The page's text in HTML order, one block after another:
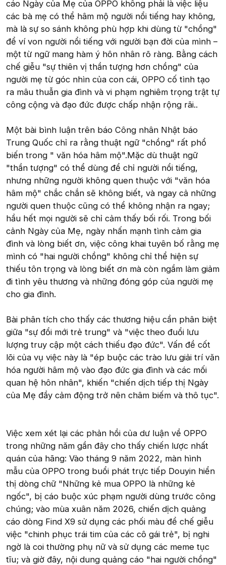
cáo Ngày của Mẹ của OPPO không phải là việc liệu
các bà mẹ có thể hâm mộ người nổi tiếng hay không,
mà là sự so sánh không phù hợp khi dùng từ "chồng"
để ví von người nổi tiếng với người bạn đời của mình –
một từ ngữ mang hàm ý hôn nhân rõ ràng. Bằng cách
chế giễu "sự thiên vị thần tượng hơn chồng" của
người mẹ từ góc nhìn của con cái, OPPO cố tình tạo
ra mâu thuẫn gia đình và vi phạm nghiêm trọng trật tự
công cộng và đạo đức được chấp nhận rộng rãi..
Một bài bình luận trên báo Công nhân Nhật báo
Trung Quốc chỉ ra rằng thuật ngữ "chồng" rất phổ
biến trong " văn hóa hâm mộ".Mặc dù thuật ngữ
"thần tượng" có thể dùng để chỉ người nổi tiếng,
nhưng những người không quen thuộc với "văn hóa
hâm mộ" chắc chắn sẽ không biết, và ngay cả những
người quen thuộc cũng có thể không nhận ra ngay;
hầu hết mọi người sẽ chỉ cảm thấy bối rối. Trong bối
cảnh Ngày của Mẹ, ngày nhấn mạnh tình cảm gia
đình và lòng biết ơn, việc công khai tuyên bố rằng mẹ
mình có "hai người chồng" không chỉ thể hiện sự
thiếu tôn trọng và lòng biết ơn mà còn ngầm làm giảm
đi tình yêu thương và những đóng góp của người mẹ
cho gia đình.
Bài phân tích cho thấy các thương hiệu cần phân biệt
giữa "sự đổi mới trẻ trung" và "việc theo đuổi lưu
lượng truy cập một cách thiếu đạo đức". Vấn đề cốt
lõi của vụ việc này là "ép buộc các trào lưu giải trí văn
hóa người hâm mộ vào đạo đức gia đình và các mối
quan hệ hôn nhân", khiến "chiến dịch tiếp thị Ngày
của Mẹ đầy cảm động trở nên châm biếm và thô tục".
Việc xem xét lại các phản hồi của dư luận về OPPO
trong những năm gần đây cho thấy chiến lược nhất
quán của hãng: Vào tháng 9 năm 2022, màn hình
mẫu của OPPO trong buổi phát trực tiếp Douyin hiển
thị dòng chữ "Những kẻ mua OPPO là những kẻ
ngốc", bị cáo buộc xúc phạm người dùng trước công
chúng; vào mùa xuân năm 2026, chiến dịch quảng
cáo dòng Find X9 sử dụng các phối màu để chế giễu
việc "chinh phục trái tim của các cô gái trẻ", bị nghi
ngờ là coi thường phụ nữ và sử dụng các meme tục
tĩu; và giờ đây, nội dung quảng cáo "hai người chồng"